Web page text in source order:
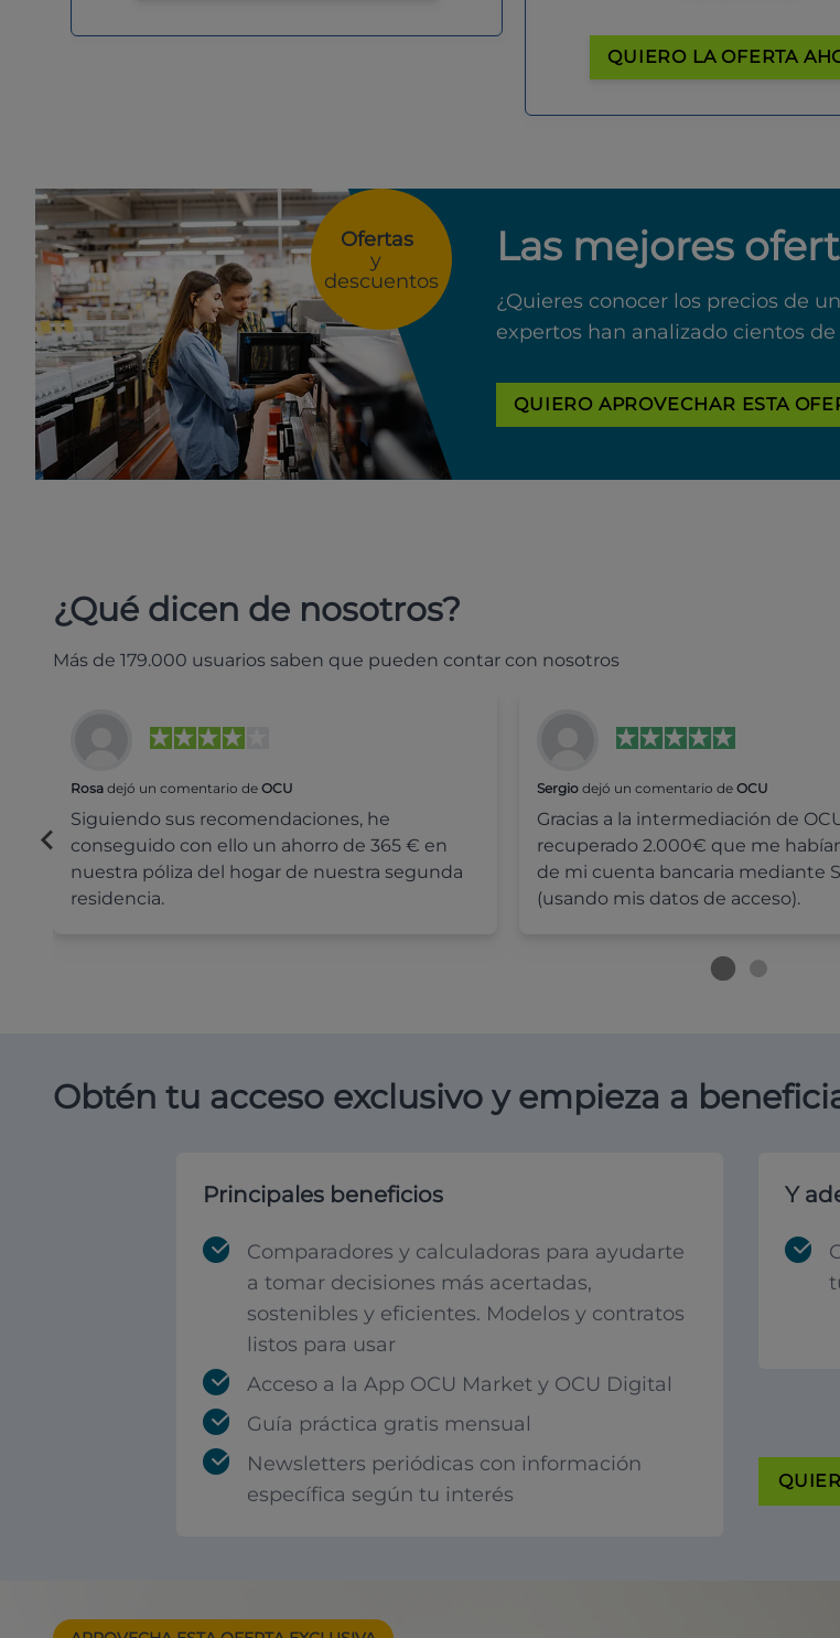
QUIERO LA OFERTA
Ofertas
y
descuentos
Las mejores
¿Quieres conocer los precios de
expertos han analizado cientos de
QUIERO APROVECHAR ESTA
¿Qué dicen de nosotros?
Más de 179.000 usuarios saben que pueden contar con nosotros
Rosa dejó un comentario de OCU
Siguiendo sus recomendaciones, he
conseguido con ello un ahorro de 365 € en
nuestra póliza del hogar de nuestra segunda
residencia.
Sergiodejó un comentario de OCU
Gracias a la intermediación de
recuperado 2.000€ que me
de mi cuenta bancaria mediante
(usando mis datos de acceso).
Obtén tu acceso exclusivo y empieza a
Principales beneficios
Comparadores y calculadoras para ayudarte
a tomar decisiones más acertadas,
sostenibles y eficientes. Modelos y contratos
listos para usar
Acceso a la App OCU Market y OCU Digital
Guía práctica gratis mensual
Newsletters periódicas con información
específica según tu interés
Y